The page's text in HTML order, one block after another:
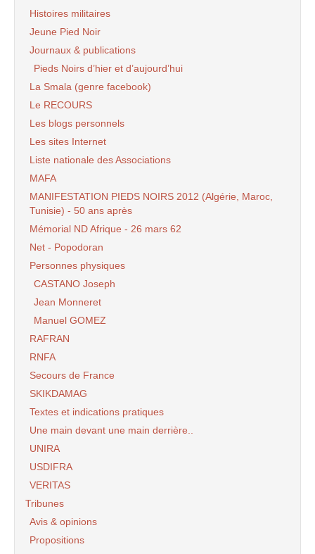
Histoires militaires
Jeune Pied Noir
Journaux & publications
Pieds Noirs d’hier et d’aujourd’hui
La Smala (genre facebook)
Le RECOURS
Les blogs personnels
Les sites Internet
Liste nationale des Associations
MAFA
MANIFESTATION PIEDS NOIRS 2012 (Algérie, Maroc,
Tunisie) - 50 ans après
Mémorial ND Afrique - 26 mars 62
Net - Popodoran
Personnes physiques
CASTANO Joseph
Jean Monneret
Manuel GOMEZ
RAFRAN
RNFA
Secours de France
SKIKDAMAG
Textes et indications pratiques
Une main devant une main derrière..
UNIRA
USDIFRA
VERITAS
Tribunes
Avis & opinions
Propositions